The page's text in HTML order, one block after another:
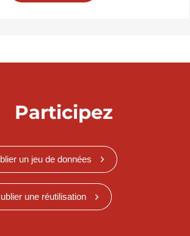
Participez
un jeu de données
une réutilisation